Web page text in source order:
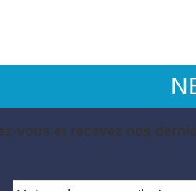
vous et recevez nos